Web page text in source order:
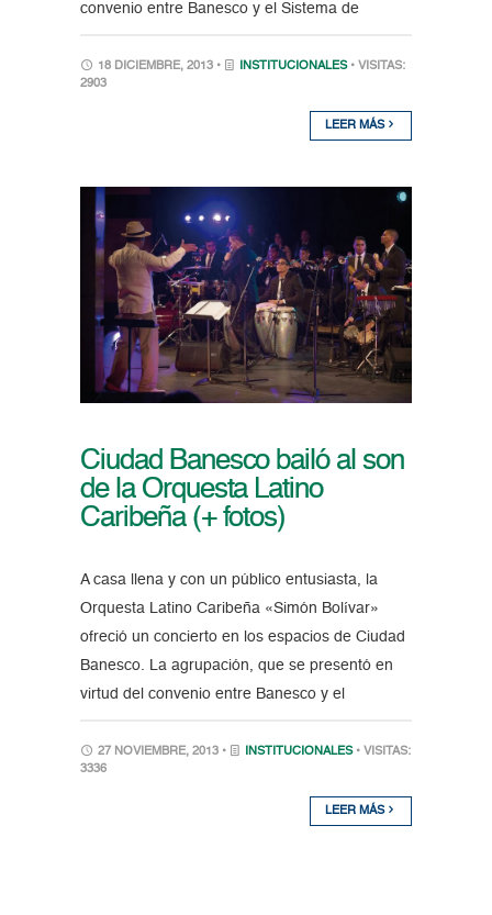
convenio entre Banesco y el Sistema de
18 DICIEMBRE, 2013 • INSTITUCIONALES • VISITAS:
2903
LEER MÁS
Ciudad Banesco bailó al son
de la Orquesta Latino
Caribeña (+ fotos)
A casa llena y con un público entusiasta, la
Orquesta Latino Caribeña «Simón Bolívar»
ofreció un concierto en los espacios de Ciudad
Banesco. La agrupación, que se presentó en
virtud del convenio entre Banesco y el
27 NOVIEMBRE, 2013 • INSTITUCIONALES • VISITAS:
3336
LEER MÁS